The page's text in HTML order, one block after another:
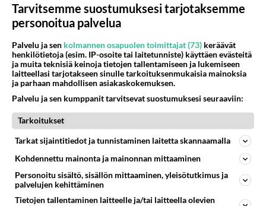
Anonyymi
2024-02-29 10:27:33
Olen kiireinen. En unohda sinua.
Äänestä Kommentoi
Kommentoi aloitusta...
Ketjusta on poistettu 3 sääntöjenvastaista viestiä.
Takaisin ylös
Tarvitsemme suostumuksesi tarjotaksemme
personoitua palvelua
Palvelu ja sen kolmannen osapuolen toimittajat (73) keräävät
henkilötietoja (esim. IP-osoite tai laitetunniste) käyttäen evästeitä
ja muita teknisiä keinoja tietojen tallentamiseen ja lukemiseen
laitteellasi tarjotakseen sinulle tarkoituksenmukaisia mainoksia
ja parhaan mahdollisen asiakaskokemuksen.
Palvelu ja sen kumppanit tarvitsevat suostumuksesi seuraaviin:
Tarkoitukset
Tarkat sijaintitiedot ja tunnistaminen laitetta skannaamalla
Kohdennettu mainonta ja mainonnan mittaaminen
Personoitu sisältö, sisällön mittaaminen, yleisötutkimus ja
palvelujen kehittäminen
Tietojen tallentaminen laitteelle ja/tai laitteella olevien